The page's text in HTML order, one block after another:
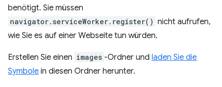
benötigt. Sie müssen
navigator.serviceWorker.register() nicht aufrufen,
wie Sie es auf einer Webseite tun würden.
Erstellen Sie einen images -Ordner und laden Sie die
Symbole in diesen Ordner herunter.